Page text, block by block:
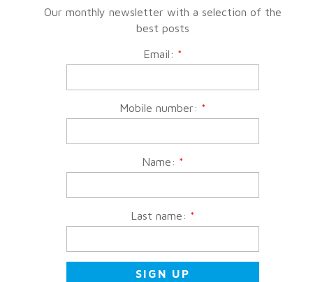
Our monthly newsletter with a selection of the
best posts
Email: *
Mobile number: *
Name: *
Last name: *